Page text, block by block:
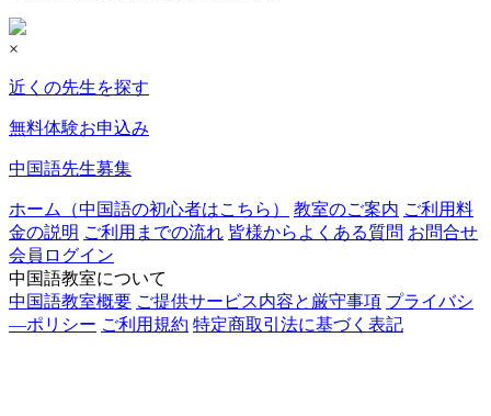
×
近くの先生を探す
無料体験お申込み
中国語先生募集
ホーム（中国語の初心者はこちら） 教室のご案内 ご利用料
金の説明 ご利用までの流れ 皆様からよくある質問 お問合せ
会員ログイン
中国語教室について
中国語教室概要 ご提供サービス内容と厳守事項 プライバシ
―ポリシー ご利用規約 特定商取引法に基づく表記